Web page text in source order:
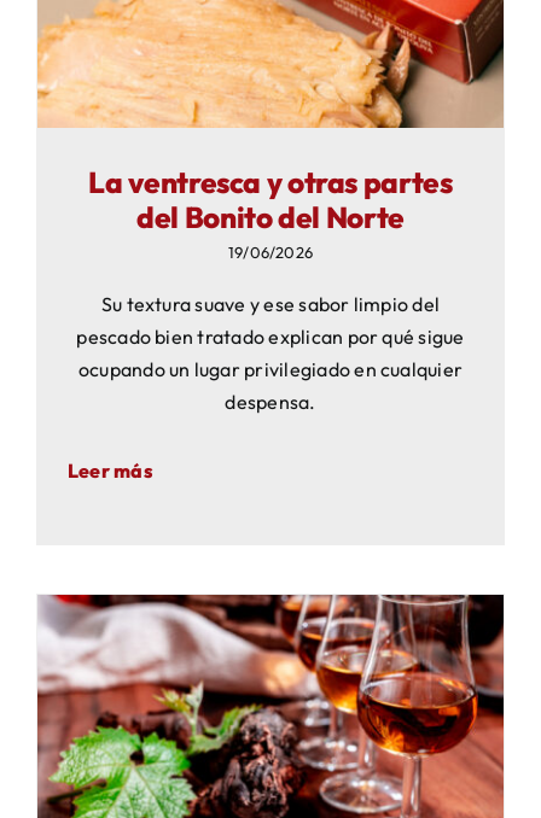
La ventresca y otras partes
del Bonito del Norte
19/06/2026
Su textura suave y ese sabor limpio del
pescado bien tratado explican por qué sigue
ocupando un lugar privilegiado en cualquier
despensa.
Leer más